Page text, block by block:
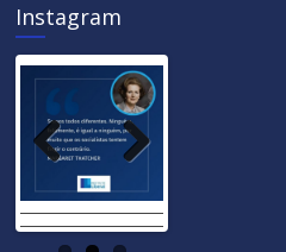
Instagram
ous